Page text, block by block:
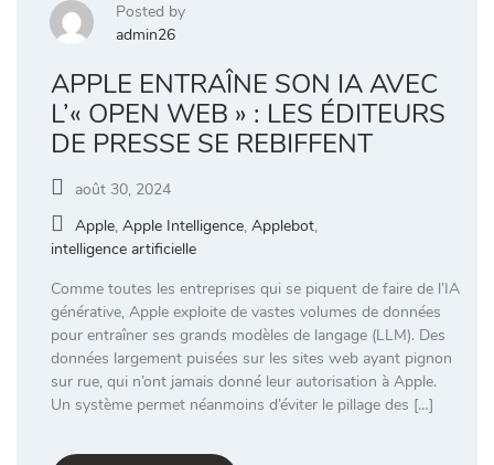
Posted by
admin26
APPLE ENTRAÎNE SON IA AVEC
L’« OPEN WEB » : LES ÉDITEURS
DE PRESSE SE REBIFFENT
août 30, 2024
Apple, Apple Intelligence, Applebot,
intelligence artificielle
Comme toutes les entreprises qui se piquent de faire de l’IA
générative, Apple exploite de vastes volumes de données
pour entraîner ses grands modèles de langage (LLM). Des
données largement puisées sur les sites web ayant pignon
sur rue, qui n’ont jamais donné leur autorisation à Apple.
Un système permet néanmoins d’éviter le pillage des […]